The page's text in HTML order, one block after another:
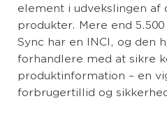
element i udvekslingen af
produkter. Mere end
Sync har en INCI, og den
forhandlere med at sikre
produktinformation – en
forbrugertillid og